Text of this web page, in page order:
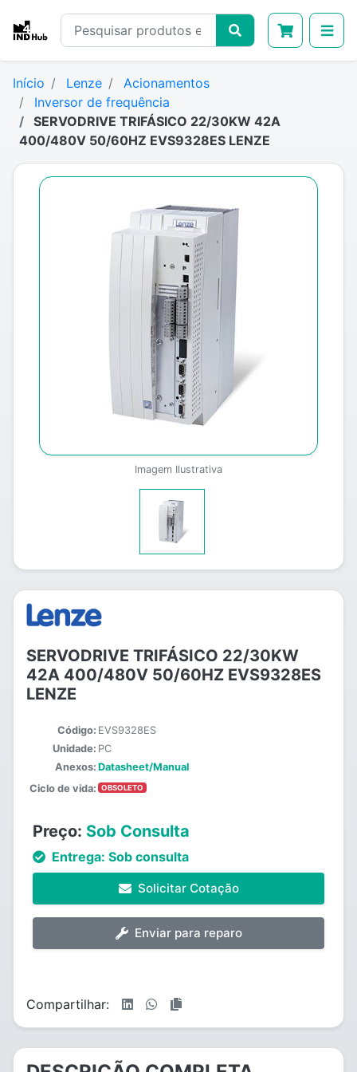
Início Lenze
Acionamentos
Inversor de frequência
SERVODRIVE TRIFÁSICO 22/30KW 42A
400/480V 50/60HZ EVS9328ES LENZE
Imagem Ilustrativa
SERVODRIVE TRIFÁSICO 22/30KW
42A 400/480V 50/60HZ EVS9328ES
LENZE
Código: EVS9328ES
Unidade: PC
Anexos: Datasheet/Manual
Ciclo de vida:
OBSOLETO
Preço: Sob Consulta
Entrega: Sob consulta
Solicitar Cotação
Enviar para reparo
Compartilhar: